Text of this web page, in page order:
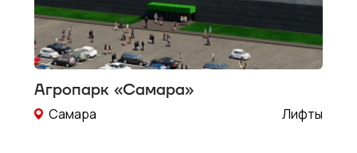
Агропарк «Самара»
Самара Лифты